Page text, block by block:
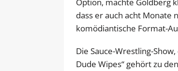
dass er auch acht
komödiantische Format-
Die Sauce-Wrestling-
Dude Wipes“ gehört zu